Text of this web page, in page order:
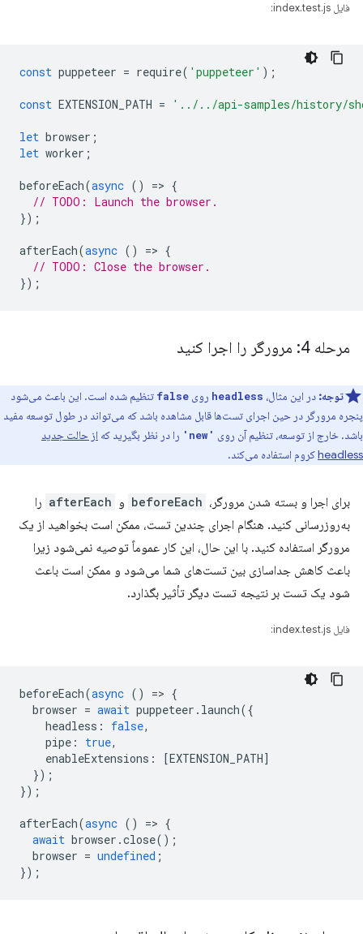
فایل index.test.js:
const puppeteer = require( 'puppeteer' );
const EXTENSION_PATH = '../../api-samples/history/
let browser ;
let worker ;
beforeEach(async () => {
// TODO: Launch the browser.
});
afterEach(async () => {
// TODO: Close the browser.
});
مرحله 4: مرورگر را اجرا کنید
توجه: در این مثال، headless روی false تنظیم شده است. این باعث می‌شود
پنجره مرورگر در حین اجرای تست‌ها قابل مشاهده باشد که می‌تواند در طول توسعه مفید
باشد. خارج از توسعه، تنظیم آن روی 'new' را در نظر بگیرید که از حالت جدید
headlessکروم استفاده می‌کند.
برای اجرا و بسته شدن مرورگر، beforeEach و afterEach را
به‌روزرسانی کنید. هنگام اجرای چندین تست، ممکن است بخواهید از یک
مرورگر استفاده کنید. با این حال، این کار عموماً توصیه نمی‌شود زیرا
باعث کاهش جداسازی بین تست‌های شما می‌شود و ممکن است باعث
شود یک تست بر نتیجه تست دیگر تأثیر بگذارد.
فایل index.test.js:
beforeEach(async () => {
browser = await puppeteer . launch({
headless : false,
pipe : true,
enableExtensions : [EXTENSION_PATH]
});
});
afterEach(async () => {
await browser .close();
browser = undefined ;
});